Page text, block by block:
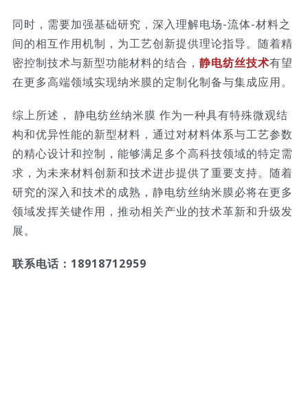
同时，需要加强基础研究，深入理解电场-流体-材料之
间的相互作用机制，为工艺创新提供理论指导。随着精
密控制技术与新型功能材料的结合， 静电纺丝技术有望
在更多高端领域实现纳米膜的定制化制备与集成应用。
综上所述， 静电纺丝纳米膜 作为一种具有特殊微观结
构和优异性能的新型材料，通过对材料体系与工艺参数
的精心设计和控制，能够满足多个高科技领域的特定需
求，为未来材料创新和技术进步提供了重要支持。随着
研究的深入和技术的成熟，静电纺丝纳米膜必将在更多
领域发挥关键作用，推动相关产业的技术革新和升级发
展。
联系电话：18918712959